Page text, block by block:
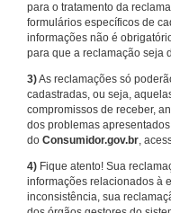
para o tratamento da
formulários específicos de
informações não é
para que a reclamação seja
3)As reclamações só
cadastradas, ou seja,
compromissos de receber,
dos problemas
do Consumidor.gov.br,
4) Fique atento! Sua
informações relacionados à
inconsistência, sua